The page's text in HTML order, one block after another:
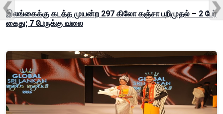
இலங்கைக்கு கடத்த முயன்ற 297 கிலோ கஞ்சா பறிமுதல் – 2 பேர்
கைது; 7 பேருக்கு வலை